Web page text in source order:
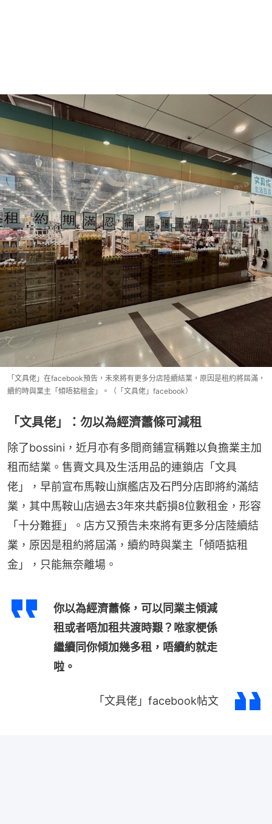
「文具佬」在facebook預告，未來將有更多分店陸續結業，原因是租約將屆滿，
續約時與業主「傾唔掂租金」。（「文具佬」facebook）
「文具佬」：勿以為經濟蕭條可減租
除了bossini，近月亦有多間商鋪宣稱難以負擔業主加
租而結業。售賣文具及生活用品的連鎖店「文具
佬」，早前宣布馬鞍山旗艦店及石門分店即將約滿結
業，其中馬鞍山店過去3年來共虧損8位數租金，形容
「十分難捱」。店方又預告未來將有更多分店陸續結
業，原因是租約將屆滿，續約時與業主「傾唔掂租
金」，只能無奈離場。
你以為經濟蕭條，可以同業主傾減
租或者唔加租共渡時艱？𠵱家梗係
繼續同你傾加幾多租，唔續約就走
啦。
「文具佬」facebook帖文